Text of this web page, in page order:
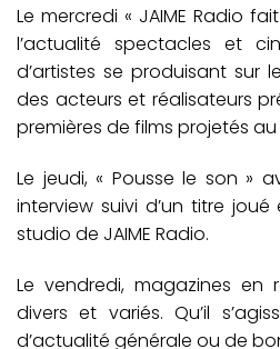
Le mercredi « JAIME Radio
l’actualité spectacles et
d’artistes se produisant sur
des acteurs et réalisateurs
premières de films projetés au
Le jeudi, « Pousse le son »
interview suivi d’un titre
studio de JAIME Radio.
Le vendredi, magazines en
divers et variés. Qu’il
d’actualité générale ou de